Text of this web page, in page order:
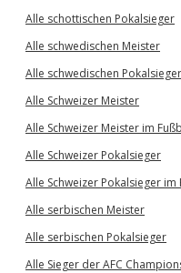
Alle schottischen Pokalsieger
Alle schwedischen Meister
Alle schwedischen Pokalsieger
Alle Schweizer Meister
Alle Schweizer Meister im
Alle Schweizer Pokalsieger
Alle Schweizer Pokalsieger
Alle serbischen Meister
Alle serbischen Pokalsieger
Alle Sieger der AFC